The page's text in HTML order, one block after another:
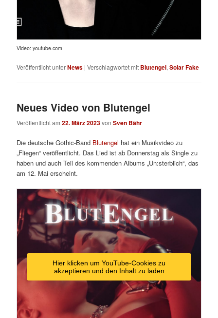
Video: youtube.com
Veröffentlicht unterNews |Verschlagwortet mit Blutengel,Solar Fake
Neues Video von Blutengel
Veröffentlicht am22. März 2023vonSven Bähr
Die deutsche Gothic-Band Blutengel hat ein Musikvideo zu
„Fliegen“ veröffentlicht. Das Lied ist ab Donnerstag als Single zu
haben und auch Teil des kommenden Albums „Un:sterblich“, das
am 12. Mai erscheint.
Hier klicken um YouTube-Cookies zu
akzeptieren und den Inhalt zu laden